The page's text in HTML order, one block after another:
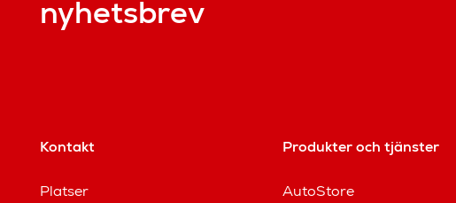
nyhetsbrev
Kontakt
Platser
Produkter och tjänster
AutoStore